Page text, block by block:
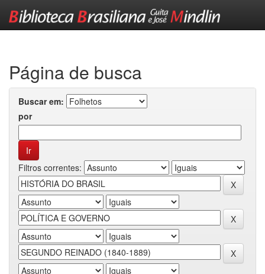
Página de busca
Buscar em:
por
Filtros correntes: